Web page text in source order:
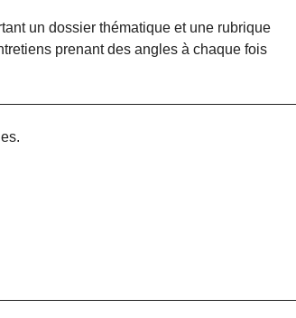
un dossier thématique et une rubrique
prenant des angles à chaque fois